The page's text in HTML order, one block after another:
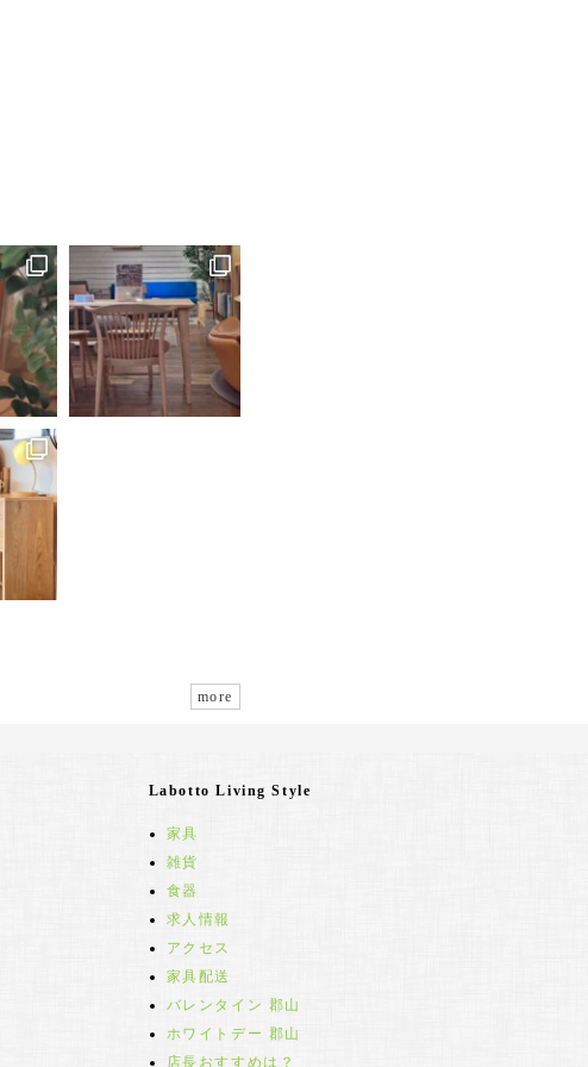
more
Labotto Living Style
家具
雑貨
食器
求人情報
アクセス
家具配送
バレンタイン 郡山
ホワイトデー 郡山
店長おすすめは？